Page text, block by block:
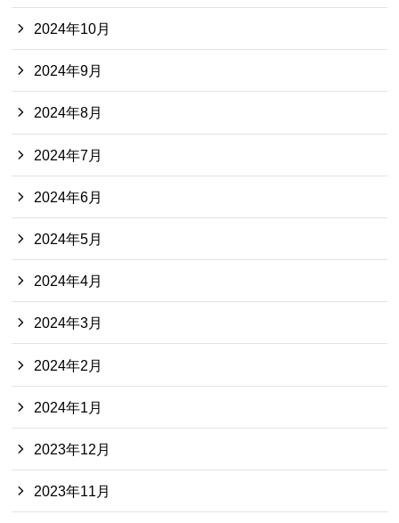
2024年10月
2024年9月
2024年8月
2024年7月
2024年6月
2024年5月
2024年4月
2024年3月
2024年2月
2024年1月
2023年12月
2023年11月